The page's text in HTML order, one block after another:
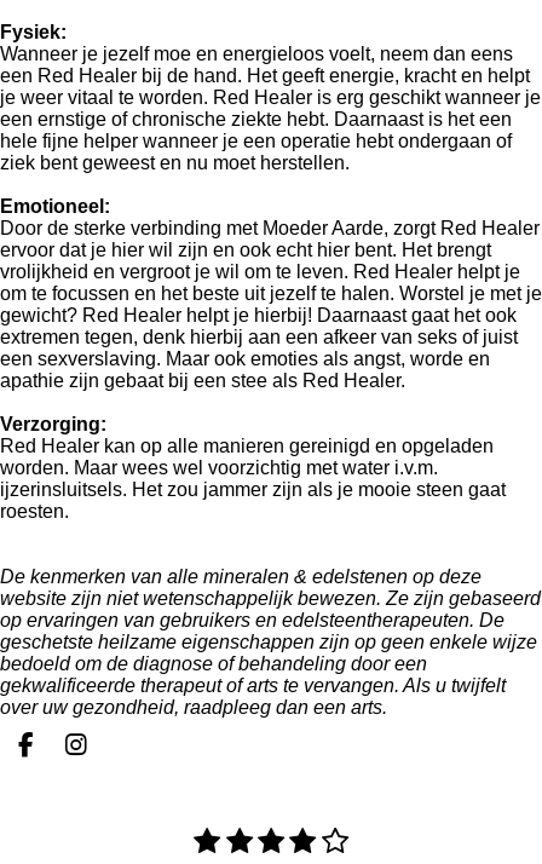
Fysiek:
Wanneer je jezelf moe en energieloos voelt, neem dan eens
een Red Healer bij de hand. Het geeft energie, kracht en helpt
je weer vitaal te worden. Red Healer is erg geschikt wanneer je
een ernstige of chronische ziekte hebt. Daarnaast is het een
hele fijne helper wanneer je een operatie hebt ondergaan of
ziek bent geweest en nu moet herstellen.
Emotioneel:
Door de sterke verbinding met Moeder Aarde, zorgt Red Healer
ervoor dat je hier wil zijn en ook echt hier bent. Het brengt
vrolijkheid en vergroot je wil om te leven. Red Healer helpt je
om te focussen en het beste uit jezelf te halen. Worstel je met je
gewicht? Red Healer helpt je hierbij! Daarnaast gaat het ook
extremen tegen, denk hierbij aan een afkeer van seks of juist
een sexverslaving. Maar ook emoties als angst, worde en
apathie zijn gebaat bij een stee als Red Healer.
Verzorging:
Red Healer kan op alle manieren gereinigd en opgeladen
worden. Maar wees wel voorzichtig met water i.v.m.
ijzerinsluitsels. Het zou jammer zijn als je mooie steen gaat
roesten.
De kenmerken van alle mineralen & edelstenen op deze
website zijn niet wetenschappelijk bewezen. Ze zijn gebaseerd
op ervaringen van gebruikers en edelsteentherapeuten. De
geschetste heilzame eigenschappen zijn op geen enkele wijze
bedoeld om de diagnose of behandeling door een
gekwalificeerde therapeut of arts te vervangen. Als u twijfelt
over uw gezondheid, raadpleeg dan een arts.
F
I
1 2 3 4 5
S